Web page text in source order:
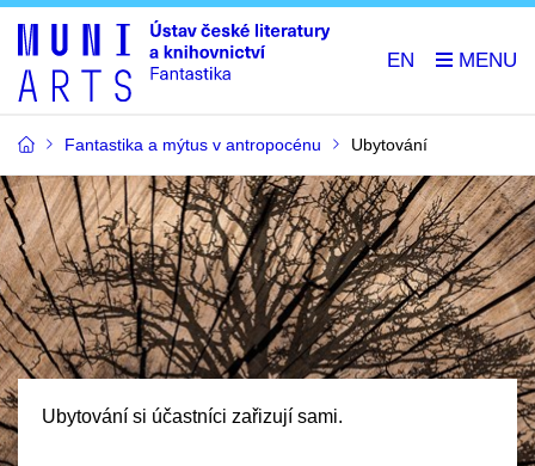
EN
Fantastika a mýtus v antropocénu Ubytování
Ubytování si účastníci zařizují sami.